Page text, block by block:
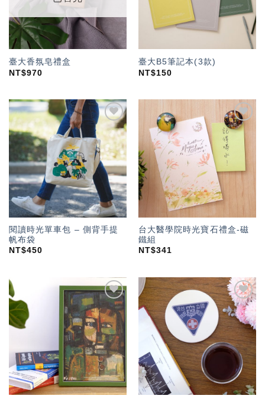
臺大香氛皂禮盒
NT$970
臺大B5筆記本(3款)
NT$150
加入
「願
望輕
單」
閱讀時光單車包 – 側背手提
帆布袋
NT$450
加入
「願
望輕
台大醫學院時光寶石禮盒-磁
鐵組
NT$341
加入
「願
望輕
單」
加入
「願
望輕
單」